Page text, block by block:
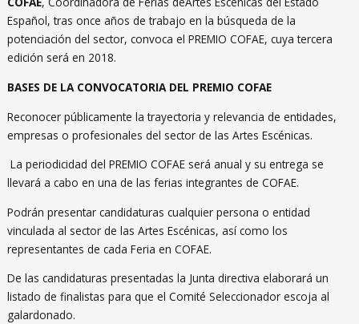
Español, tras once años de trabajo en la búsqueda de la
potenciación del sector, convoca el PREMIO COFAE, cuya tercera
edición será en 2018.
BASES DE LA CONVOCATORIA DEL PREMIO COFAE
Reconocer públicamente la trayectoria y relevancia de entidades,
empresas o profesionales del sector de las Artes Escénicas.
La periodicidad del PREMIO COFAE será anual y su entrega se
llevará a cabo en una de las ferias integrantes de COFAE.
Podrán presentar candidaturas cualquier persona o entidad
vinculada al sector de las Artes Escénicas, así como los
representantes de cada Feria en COFAE.
De las candidaturas presentadas la Junta directiva elaborará un
listado de finalistas para que el Comité Seleccionador escoja al
galardonado.